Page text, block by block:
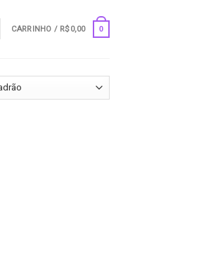
CARRINHO / R$0,00 0